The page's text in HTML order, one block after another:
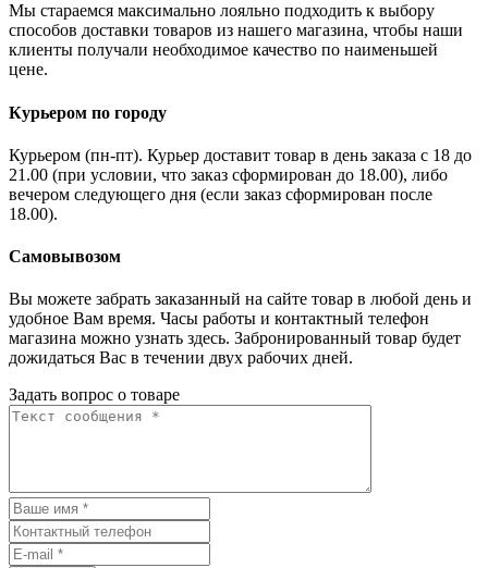
Мы стараемся максимально лояльно подходить к выбору
способов доставки товаров из нашего магазина, чтобы наши
клиенты получали необходимое качество по наименьшей
цене.
Курьером по городу
Курьером (пн-пт). Курьер доставит товар в день заказа с 18 до
21.00 (при условии, что заказ сформирован до 18.00), либо
вечером следующего дня (если заказ сформирован после
18.00).
Самовывозом
Вы можете забрать заказанный на сайте товар в любой день и
удобное Вам время. Часы работы и контактный телефон
магазина можно узнать здесь. Забронированный товар будет
дожидаться Вас в течении двух рабочих дней.
Задать вопрос о товаре